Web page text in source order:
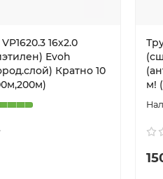
16х2.0
Evoh
Кратно 10
м!